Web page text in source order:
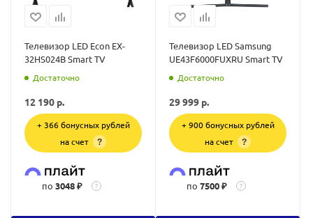
Телевизор LED Econ EX-
32HS024B Smart TV
Достаточно
12 190 р.
+ 366 бонусных рублей
на счет
?
по 3048 ₽ ?
Телевизор LED Samsung
UE43F6000FUXRU Smart TV
Достаточно
29 999 р.
+ 900 бонусных рублей
на счет
?
по 7500 ₽ ?